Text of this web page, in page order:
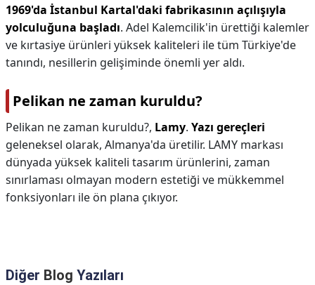
1969'da İstanbul Kartal'daki fabrikasının açılışıyla
yolculuğuna başladı. Adel Kalemcilik'in ürettiği kalemler
ve kırtasiye ürünleri yüksek kaliteleri ile tüm Türkiye'de
tanındı, nesillerin gelişiminde önemli yer aldı.
Pelikan ne zaman kuruldu?
Pelikan ne zaman kuruldu?, Lamy. Yazı gereçleri
geleneksel olarak, Almanya'da üretilir. LAMY markası
dünyada yüksek kaliteli tasarım ürünlerini, zaman
sınırlaması olmayan modern estetiği ve mükkemmel
fonksiyonları ile ön plana çıkıyor.
Diğer Blog Yazıları